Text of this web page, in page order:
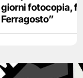
giorni fotocopia,
Ferragosto”